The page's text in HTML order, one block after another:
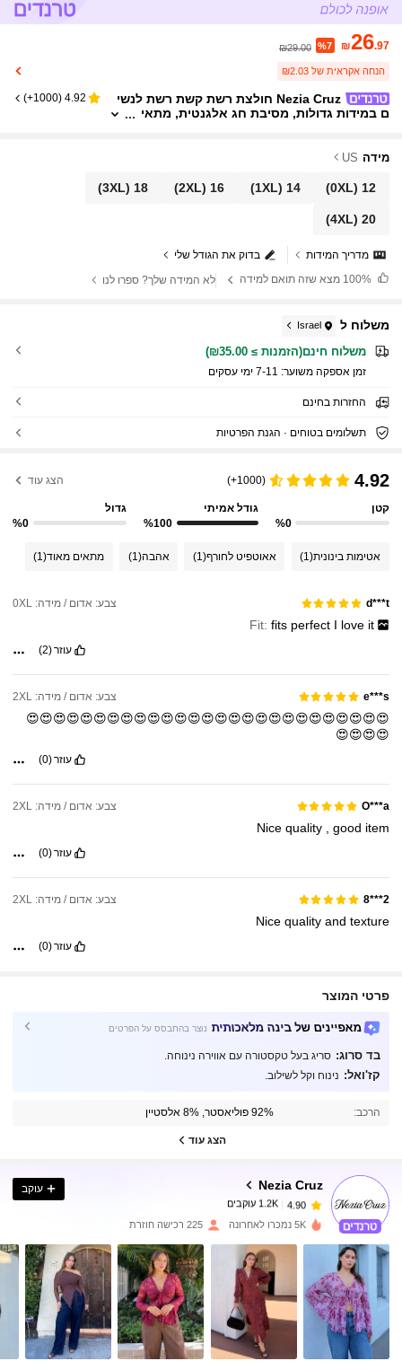
₪26.97
%7
₪29.00
הנחה אקראית של ₪2.03
Nezia Cruz חולצת רשת קשת רשת לנשי
ם במידות גדולות, מסיבת חג אלגנטית, מתאי
4.92
(
1000+
)
מידה US
12
(0XL)
14
(1XL)
16
(2XL)
18
(3XL)
20
(4XL)
בדוק את הגודל שלי
מדריך המידות
מצא שזה תואם למידה לא המידה שלך? ספרו לנו
משלוח ל Israel
משלוח חינם(הזמנות ≥ ₪35.00)
זמן אספקה ​​משוער: 7-11 ימי עסקים
החזרות בחינם
תשלומים בטוחים · הגנת הפרטיות
4.92
(1000+) הצג עוד
קטן
%0
גודל אמיתי
%100
גדול
%0
אטימות בינונית(1) אאוטפיט לחורף(1) אהבה(1) מתאים מאוד(1)
d***t צבע: אדום / מידה: 0XL
Fit:fits perfect I love it
עוזר(2)
e***s צבע: אדום / מידה: 2XL
😍😍😍😍😍😍😍😍😍😍😍😍😍😍😍😍😍😍😍😍😍😍😍😍😍😍😍
😍😍😍😍
עוזר(0)
O***a צבע: אדום / מידה: 2XL
Nice quality good item
עוזר(0)
2***8 צבע: אדום / מידה: 2XL
Nice quality and texture
עוזר(0)
פרטי המוצר
מאפיינים של בינה מלאכותית נוצר בהתבסס על הפרטים
בד סרוג: סריג בעל טקסטורה עם אווירה נינוחה.
קז'ואל: נינוח וקל לשילוב.
הרכב: 92% פוליאסטר, 8% אלסטיין
הצג עוד
Nezia Cruz
4.90 1.2K עוקבים
4.90 1.2K עוקבים
s***h שילם לפני יום אחד
4.90 1.2K עוקבים
4.90 1.2K עוקבים
4.90 1.2K עוקבים
עוקב
5K נמכרו לאחרונה 225 רכישה חוזרת